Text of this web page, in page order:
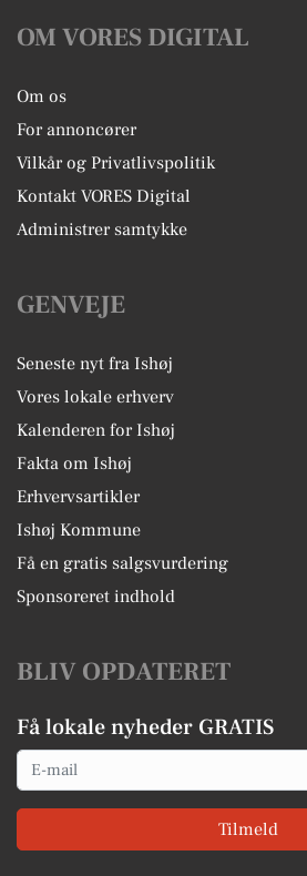
OM VORES DIGITAL
Om os
For annoncører
Vilkår og Privatlivspolitik
Kontakt VORES Digital
Administrer samtykke
GENVEJE
Seneste nyt fra Ishøj
Vores lokale erhverv
Kalenderen for Ishøj
Fakta om Ishøj
Erhvervsartikler
Ishøj Kommune
Få en gratis salgsvurdering
Sponsoreret indhold
BLIV OPDATERET
Få lokale nyheder GRATIS
Email
Tilmeld